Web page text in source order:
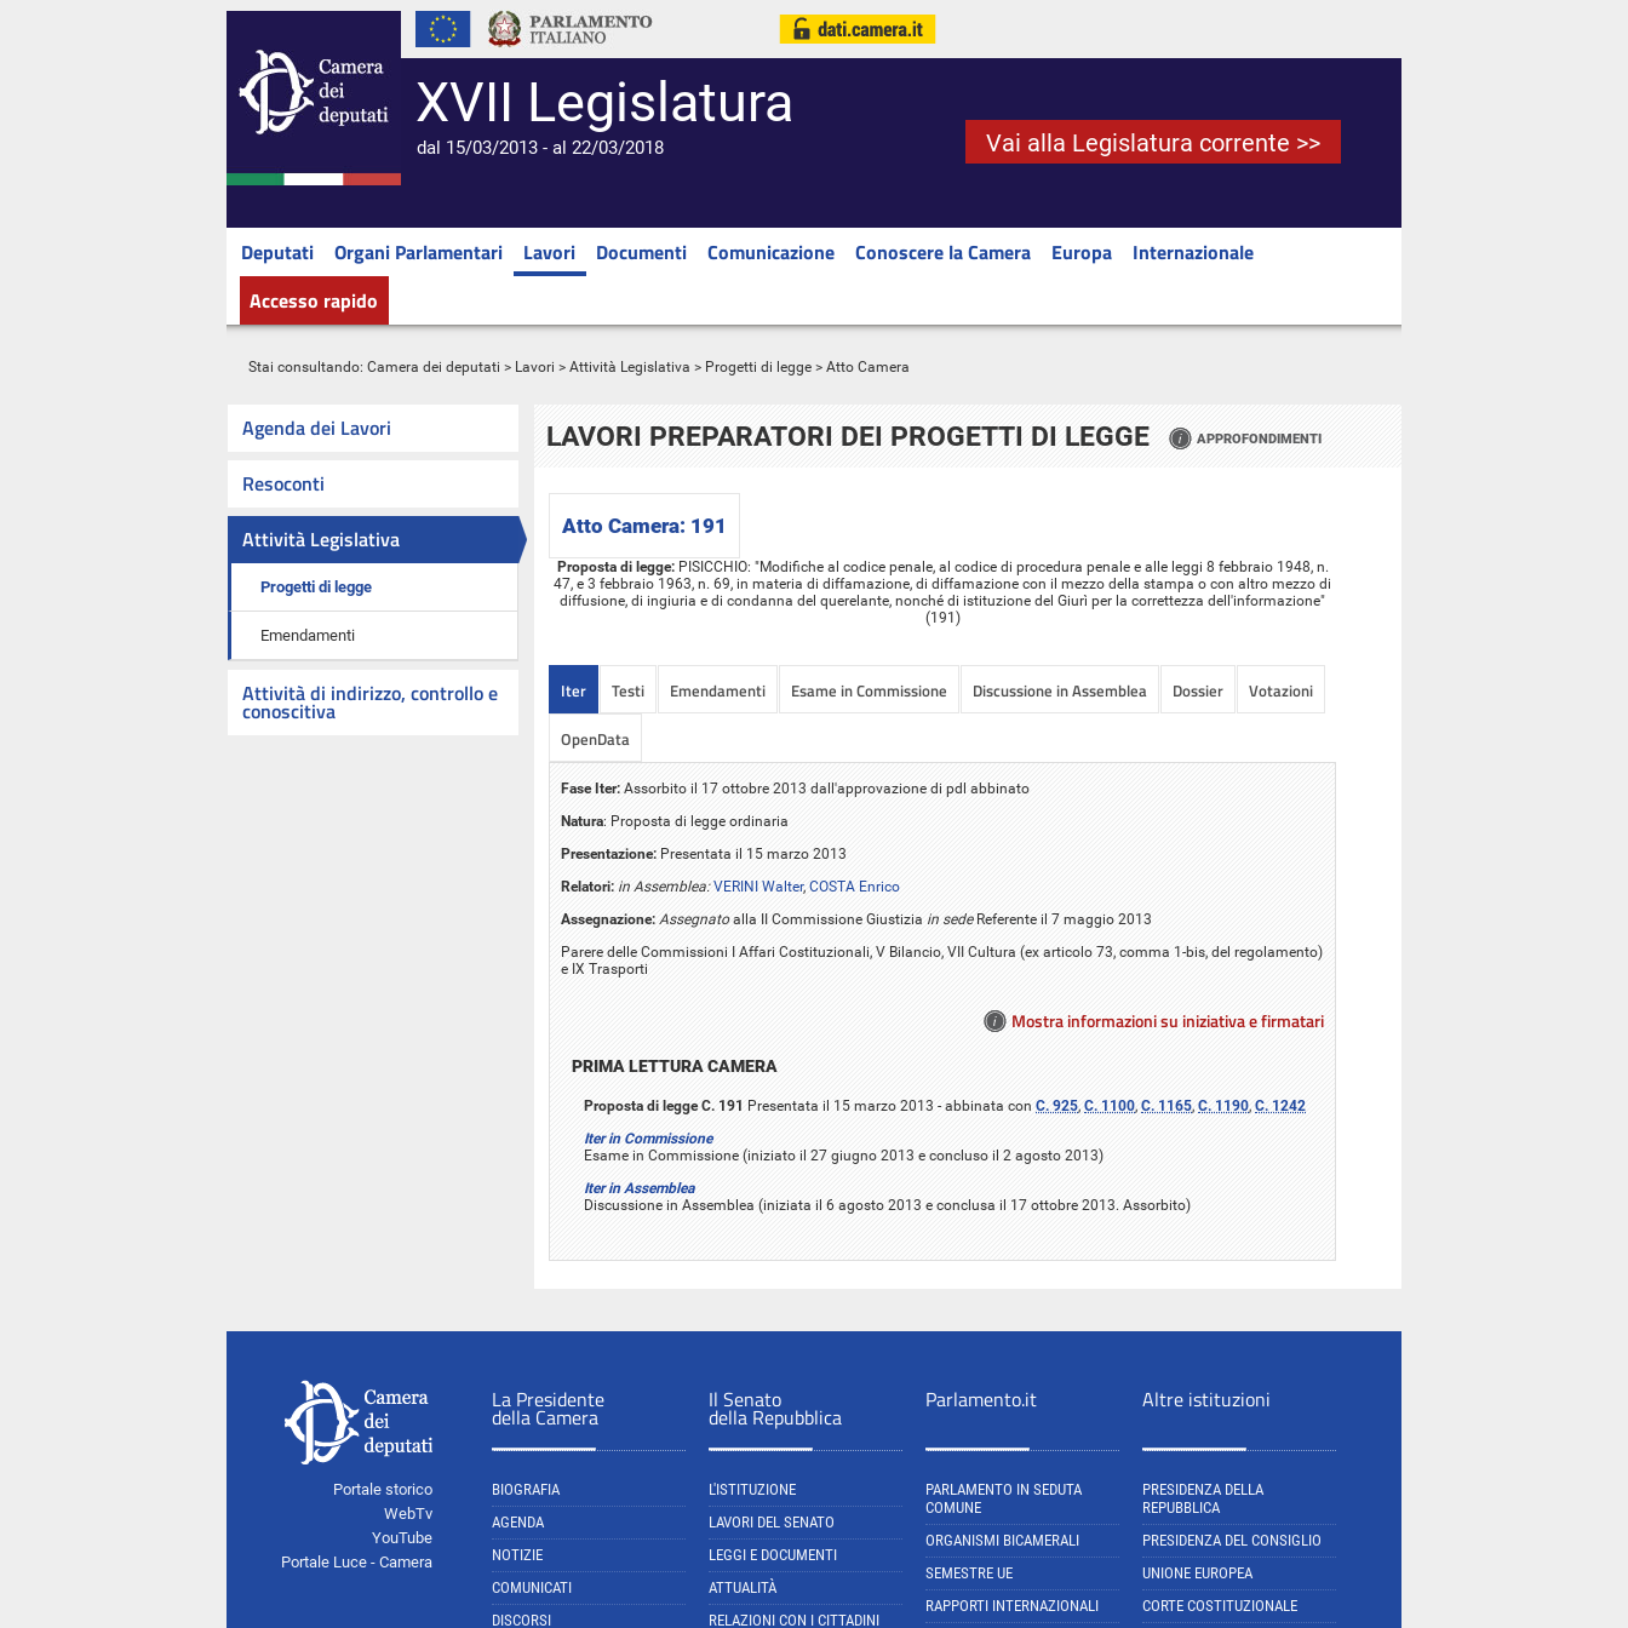
XVII Legislatura
dal 15/03/2013 - al 22/03/2018 Vai alla Legislatura corrente >>
Deputati Organi Parlamentari Lavori Documenti Comunicazione Conoscere la Camera Europa
Internazionale
Accesso rapido
Stai consultando: Camera dei deputati > Lavori > Attività Legislativa > Progetti di legge > Atto Camera
Agenda dei Lavori
Resoconti
Attività Legislativa
Progetti di legge
Emendamenti
Attività di indirizzo, controllo e
conoscitiva
LAVORI PREPARATORI DEI PROGETTI DI LEGGE APPROFONDIMENTI
Atto Camera: 191
Proposta di legge:PISICCHIO: "Modifiche al codice penale, al codice di procedura penale e alle leggi 8 febbraio 1948, n.
47, e 3 febbraio 1963, n. 69, in materia di diffamazione, di diffamazione con il mezzo della stampa o con altro mezzo di
diffusione, di ingiuria e di condanna del querelante, nonché di istituzione del Giurì per la correttezza dell'informazione"
(191)
Iter Testi Emendamenti Esame in Commissione Discussione in Assemblea Dossier
Votazioni
OpenData
Fase Iter: Assorbito il 17 ottobre 2013 dall'approvazione di pdl abbinato
Natura: Proposta di legge ordinaria
Presentazione: Presentata il 15 marzo 2013
Relatori: in Assemblea:VERINI Walter, COSTA Enrico
Assegnazione: Assegnatoalla II Commissione Giustizia in sede Referente il 7 maggio 2013
Parere delle Commissioni I Affari Costituzionali, V Bilancio, VII Cultura (ex articolo 73, comma 1-bis, del regolamento)
e IX Trasporti
Mostra informazioni su iniziativa e firmatari
PRIMA LETTURA CAMERA
Proposta di legge C. 191 Presentata il 15 marzo 2013 - abbinata con C. 925, C. 1100, C. 1165, C. 1190, C. 1242
Iter in Commissione
Esame in Commissione (iniziato il 27 giugno 2013 e concluso il 2 agosto 2013)
Iter in Assemblea
Discussione in Assemblea (iniziata il 6 agosto 2013 e conclusa il 17 ottobre 2013. Assorbito)
Portale storico
WebTv
YouTube
Portale Luce - Camera
La Presidente
della Camera
BIOGRAFIA
AGENDA
NOTIZIE
COMUNICATI
DISCORSI
Il Senato
della Repubblica
L'ISTITUZIONE
LAVORI DEL SENATO
LEGGI E DOCUMENTI
ATTUALITÀ
RELAZIONI CON I CITTADINI
Parlamento.it
PARLAMENTO IN SEDUTA
COMUNE
ORGANISMI BICAMERALI
SEMESTRE UE
RAPPORTI INTERNAZIONALI
Altre istituzioni
PRESIDENZA DELLA
REPUBBLICA
PRESIDENZA DEL CONSIGLIO
UNIONE EUROPEA
CORTE COSTITUZIONALE